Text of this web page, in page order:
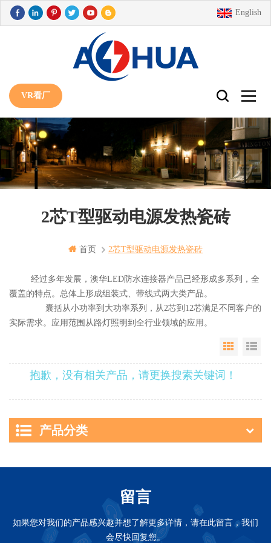
English
VR看厂
2芯T型驱动电源发热瓷砖
首页 2芯t型驱动电源发热瓷砖
经过多年发展，澳华LED防水连接器产品已经形成多系列，全
覆盖的特点。总体上形成组装式、带线式两大类产品。
囊括从小功率到大功率系列，从2芯到12芯满足不同客户的
实际需求。应用范围从路灯照明到全行业领域的应用。
Grid
抱歉，没有相关产品，请更换搜索关键词！
产品分类
留言
如果您对我们的产品感兴趣并想了解更多详情，请在此留言，我们
会尽快回复您。